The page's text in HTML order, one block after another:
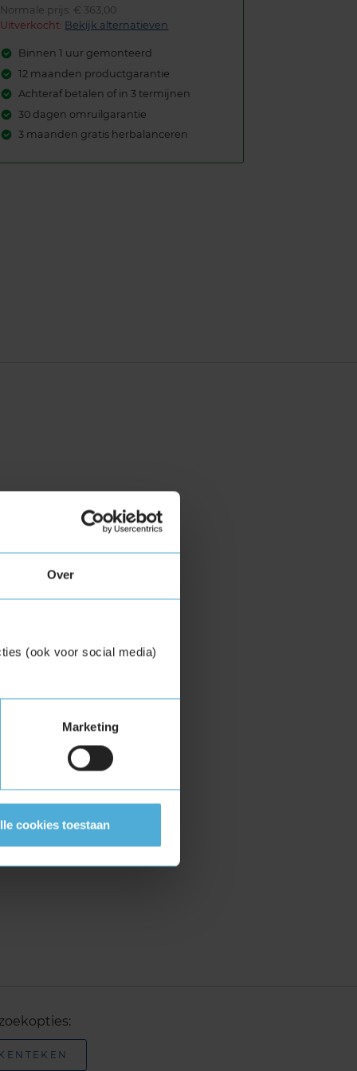
Over
(ook voor social media)
Marketing
cookies toestaan
Normale prijs: € 363,00
Uitverkocht: Bekijk alternatieven
Binnen 1 uur gemonteerd
12 maanden productgarantie
Achteraf betalen of in 3 termijnen
30 dagen omruilgarantie
3 maanden gratis herbalanceren